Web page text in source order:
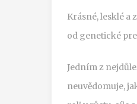
Krásné, lesklé a
od genetické
Jedním z
neuvědomuje,